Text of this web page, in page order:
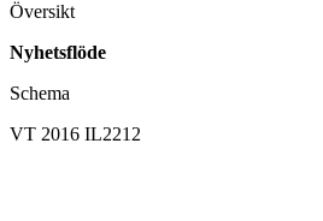
Översikt
Nyhetsflöde
Schema
VT 2016 IL2212